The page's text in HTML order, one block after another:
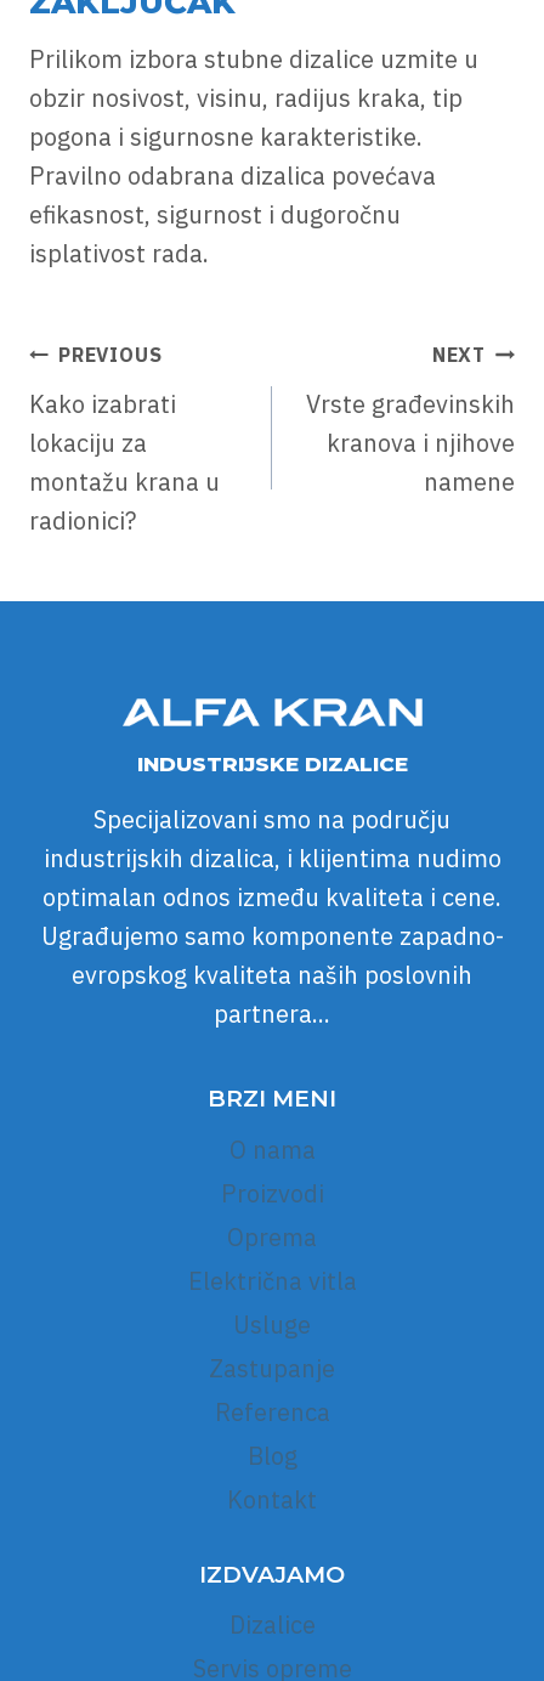
Prilikom izbora stubne dizalice uzmite u
obzir nosivost, visinu, radijus kraka, tip
pogona i sigurnosne karakteristike.
Pravilno odabrana dizalica povećava
efikasnost, sigurnost i dugoročnu
isplativost rada.
КРЕТАЊЕ
ЧЛАНКА
PREVIOUS
Kako izabrati
lokaciju za
montažu krana u
radionici?
NEXT
Vrste građevinskih
kranova i njihove
namene
INDUSTRIJSKE DIZALICE
Specijalizovani smo na području
industrijskih dizalica, i klijentima nudimo
optimalan odnos između kvaliteta i cene.
Ugrađujemo samo komponente zapadno-
evropskog kvaliteta naših poslovnih
partnera...
BRZI MENI
O nama
Proizvodi
Oprema
Električna vitla
Usluge
Zastupanje
Referenca
Blog
Kontakt
IZDVAJAMO
Dizalice
Servis opreme